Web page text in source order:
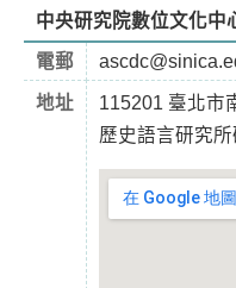
中央研究院數位文化中
電郵
地址
115201 臺北市
歷史語言研究